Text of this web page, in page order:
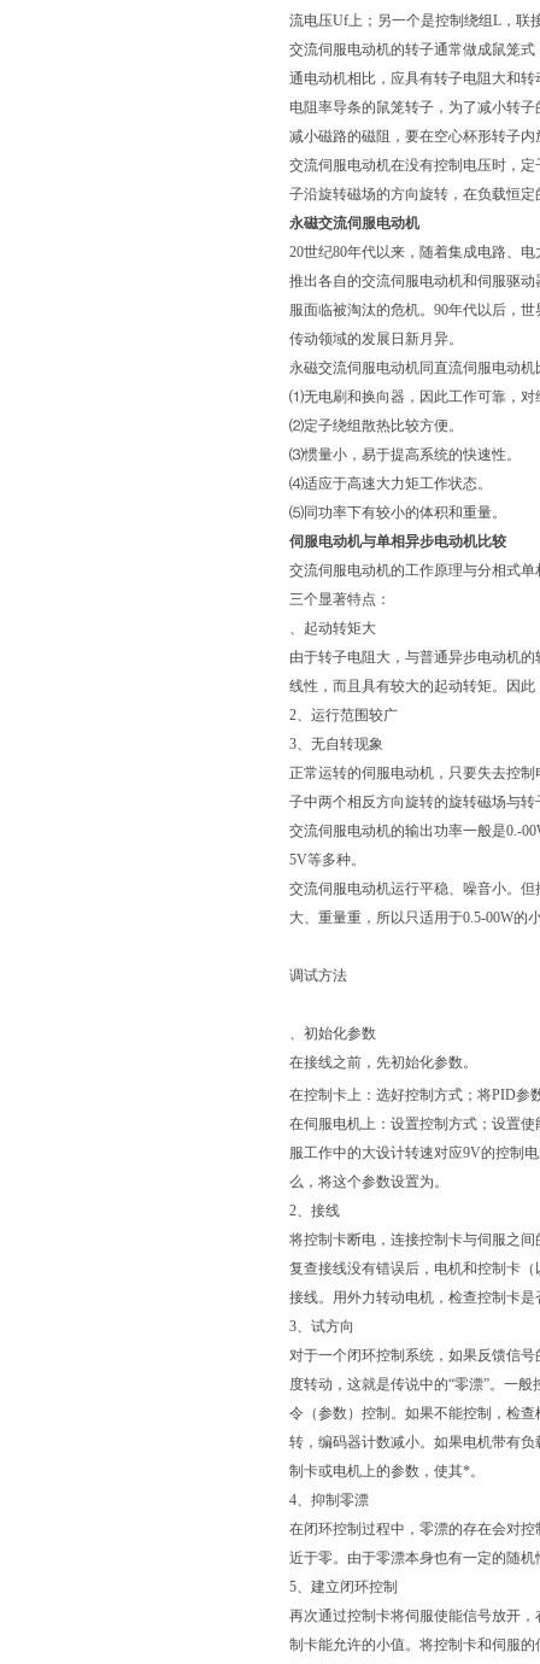
流电压Uf上；另一个是控制绕组L，联
交流伺服电动机的转子通常做成鼠笼
通电动机相比，应具有转子电阻大和
电阻率导条的鼠笼转子，为了减小转
减小磁路的磁阻，要在空心杯形转子
交流伺服电动机在没有控制电压时，
子沿旋转磁场的方向旋转，在负载恒
永磁交流伺服电动机
20世纪80年代以来，随着集成电路、
推出各自的交流伺服电动机和伺服驱
服面临被淘汰的危机。90年代以后，
传动领域的发展日新月异。
永磁交流伺服电动机同直流伺服电动
⑴无电刷和换向器，因此工作可靠，对
⑵定子绕组散热比较方便。
⑶惯量小，易于提高系统的快速性。
⑷适应于高速大力矩工作状态。
⑸同功率下有较小的体积和重量。
伺服电动机与单相异步电动机比较
交流伺服电动机的工作原理与分相式
三个显著特点：
、起动转矩大
由于转子电阻大，与普通异步电动机
线性，而且具有较大的起动转矩。因
2、运行范围较广
3、无自转现象
正常运转的伺服电动机，只要失去控
子中两个相反方向旋转的旋转磁场与
交流伺服电动机的输出功率一般是0.-
5V等多种。
交流伺服电动机运行平稳、噪音小。
大、重量重，所以只适用于0.5-00W的
调试方法
、初始化参数
在接线之前，先初始化参数。
在控制卡上：选好控制方式；将PID参
在伺服电机上：设置控制方式；设置
服工作中的大设计转速对应9V的控制
么，将这个参数设置为。
2、接线
将控制卡断电，连接控制卡与伺服之
复查接线没有错误后，电机和控制卡
接线。用外力转动电机，检查控制卡
3、试方向
对于一个闭环控制系统，如果反馈信
度转动，这就是传说中的“零漂”。一
令（参数）控制。如果不能控制，检
转，编码器计数减小。如果电机带有
制卡或电机上的参数，使其*。
4、抑制零漂
在闭环控制过程中，零漂的存在会对
近于零。由于零漂本身也有一定的随
5、建立闭环控制
再次通过控制卡将伺服使能信号放开
制卡能允许的小值。将控制卡和伺服